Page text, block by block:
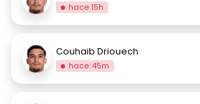
hace 15h
Couhaib Driouech
hace 45m